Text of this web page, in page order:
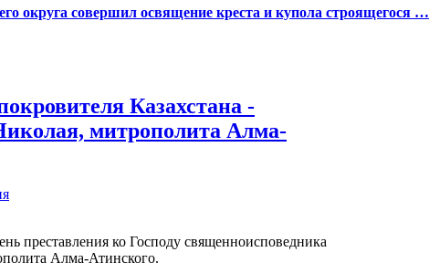
округа совершил освящение креста и купола строящегося …
Казахстана -
митрополита Алма-
преставления ко Господу священноисповедника
Алма-Атинского.